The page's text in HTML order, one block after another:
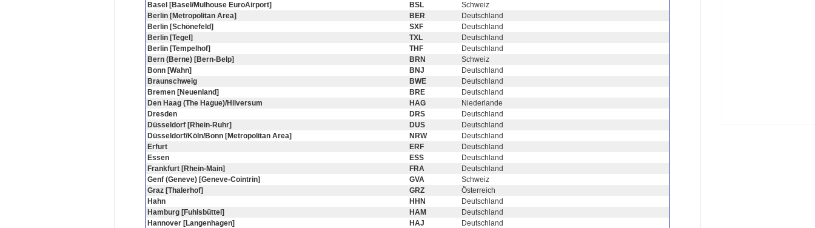
Basel [Basel/Mulhouse EuroAirport]
BSL
Schweiz
Berlin [Metropolitan Area]
BER
Deutschland
Berlin [Schönefeld]
SXF
Deutschland
Berlin [Tegel]
TXL
Deutschland
Berlin [Tempelhof]
THF
Deutschland
Bern (Berne) [Bern-Belp]
BRN
Schweiz
Bonn [Wahn]
BNJ
Deutschland
Braunschweig
BWE
Deutschland
Bremen [Neuenland]
BRE
Deutschland
Den Haag (The Hague)/Hilversum
HAG
Niederlande
Dresden
DRS
Deutschland
Düsseldorf [Rhein-Ruhr]
DUS
Deutschland
Düsseldorf/Köln/Bonn [Metropolitan Area]
NRW
Deutschland
Erfurt
ERF
Deutschland
Essen
ESS
Deutschland
Frankfurt [Rhein-Main]
FRA
Deutschland
Genf (Geneve) [Geneve-Cointrin]
GVA
Schweiz
Graz [Thalerhof]
GRZ
Österreich
Hahn
HHN
Deutschland
Hamburg [Fuhlsbüttel]
HAM
Deutschland
Hannover [Langenhagen]
HAJ Deutschland